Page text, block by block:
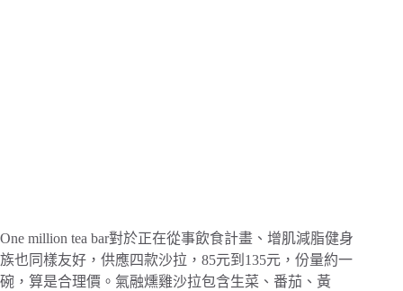
One million tea bar對於正在從事飲食計畫、增肌減脂健身
族也同樣友好，供應四款沙拉，85元到135元，份量約一
碗，算是合理價。氣融燻雞沙拉包含生菜、番茄、黃